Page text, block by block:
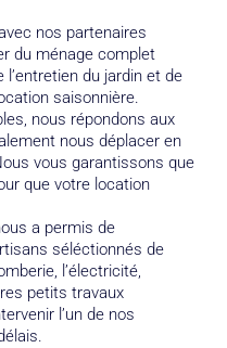
nos partenaires
du ménage complet
l’entretien du jardin et de
saisonnière.
nous répondons aux
nous déplacer en
vous garantissons que
que votre location
a permis de
séléctionnés de
l’électricité,
petits travaux
l’un de nos